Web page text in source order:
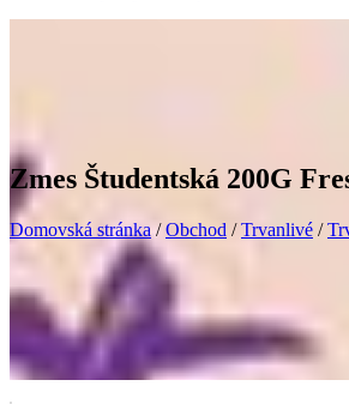
Zmes Študentská 200G
Domovská stránka /Obchod /Trvanlivé /